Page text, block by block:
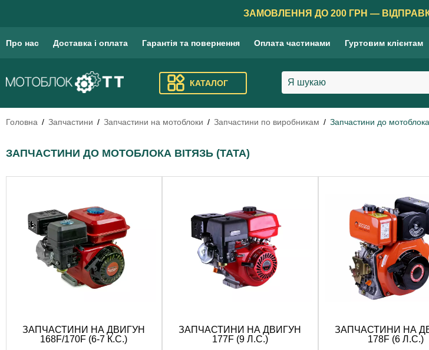
ЗАМОВЛЕННЯ ДО 200 ГРН —
Про нас Доставка і оплата Гарантія та повернення Оплата частинами Гуртовим клієнтам
КАТАЛОГ
Головна Запчастини Запчастини на мотоблоки Запчастини по виробникам Запчастини до
ЗАПЧАСТИНИ ДО МОТОБЛОКА ВІТЯЗЬ (ТАТА)
ЗАПЧАСТИНИ НА ДВИГУН
168F/170F (6-7 К.С.)
ЗАПЧАСТИНИ НА ДВИГУН
177F (9 Л.С.)
ЗАПЧАСТИНИ НА
178F (6 Л.С.)